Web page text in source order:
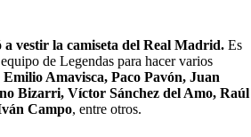
a vestir la camiseta del Real Madrid. Es
de Legendas para hacer varios
Emilio Amavisca, Paco Pavón, Juan
Bizarri, Víctor Sánchez del Amo, Raúl
Campo, entre otros.